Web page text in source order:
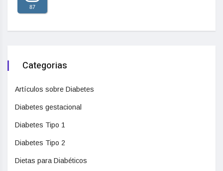
87
Categorias
Artículos sobre Diabetes
Diabetes gestacional
Diabetes Tipo 1
Diabetes Tipo 2
Dietas para Diabéticos